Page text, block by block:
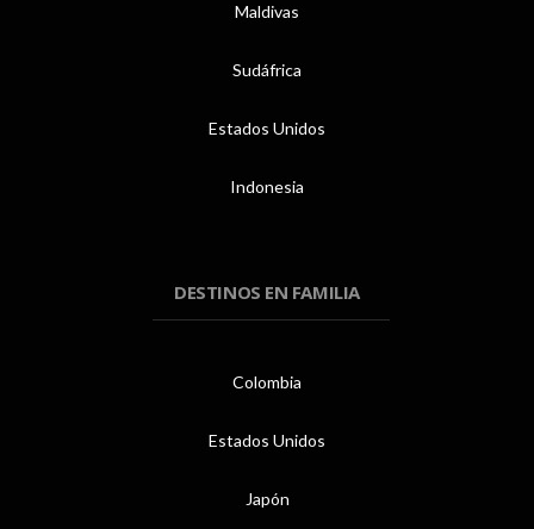
Maldivas
Sudáfrica
Estados Unidos
Indonesia
DESTINOS EN FAMILIA
Colombia
Estados Unidos
Japón